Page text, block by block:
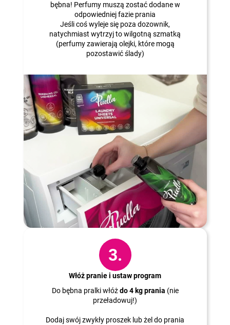
bębna! Perfumy muszą zostać dodane w
odpowiedniej fazie prania
Jeśli coś wyleje się poza dozownik,
natychmiast wytrzyj to wilgotną szmatką
(perfumy zawierają olejki, które mogą
pozostawić ślady)
3.
Włóż pranie i ustaw program
Do bębna pralki włóżdo 4 kg prania (nie
przeładowuj!)
Dodaj swój zwykły proszek lub żel do prania